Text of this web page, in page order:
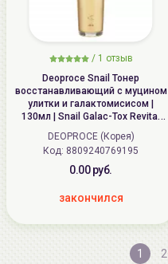
/ 1 отзыв
Deoproce Snail Тонер
восстанавливающий с муцином
улитки и галактомисисом |
130мл | Snail Galac-Tox Revital
Toner
DEOPROCE (Корея)
Код: 8809240769195
0.00 руб.
закончился
1 2